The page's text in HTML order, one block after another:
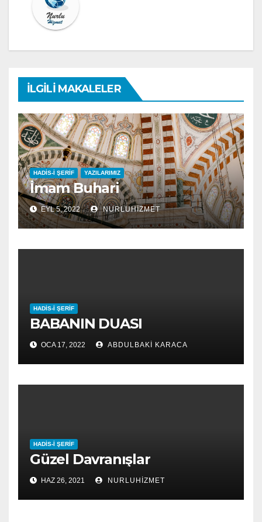
İLGILI MAKALELER
HADIS-I ŞERIF YAZILARIMIZ
İmam Buhari
EYL 5, 2022 NURLUHIZMET
HADIS-I ŞERIF
BABANIN DUASI
OCA 17, 2022 ABDULBAKI KARACA
HADIS-I ŞERIF
Güzel Davranışlar
HAZ 26, 2021 NURLUHIZMET